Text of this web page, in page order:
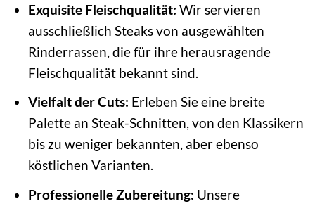
Exquisite Fleischqualität: Wir servieren
ausschließlich Steaks von ausgewählten
Rinderrassen, die für ihre herausragende
Fleischqualität bekannt sind.
Vielfalt der Cuts: Erleben Sie eine breite
Palette an Steak-Schnitten, von den Klassikern
bis zu weniger bekannten, aber ebenso
köstlichen Varianten.
Professionelle Zubereitung: Unsere